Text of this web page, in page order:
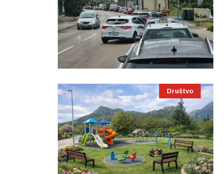
Društvo